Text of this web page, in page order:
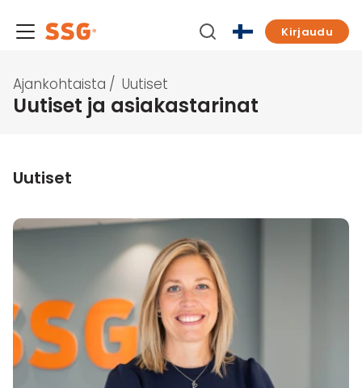
Kirjaudu
Ajankohtaista / Uutiset
Uutiset ja asiakastarinat
Uutiset